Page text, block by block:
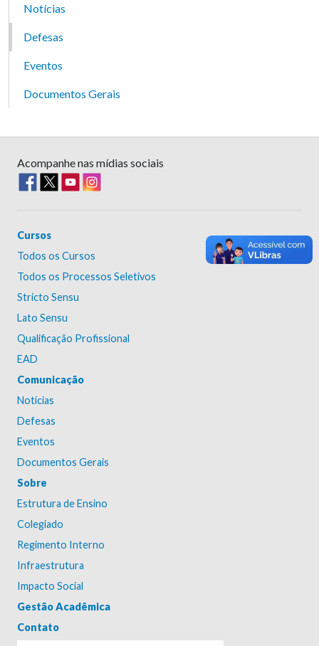
Notícias
Defesas
Eventos
Documentos Gerais
Acompanhe nas mídias sociais
Cursos
Todos os Cursos
Todos os Processos Seletivos
Stricto Sensu
Lato Sensu
Qualificação Profissional
EAD
Comunicação
Notícias
Defesas
Eventos
Documentos Gerais
Sobre
Estrutura de Ensino
Colegiado
Regimento Interno
Infraestrutura
Impacto Social
Gestão Acadêmica
Contato